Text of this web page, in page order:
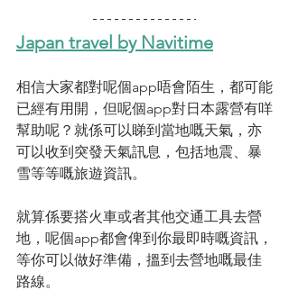
Japan travel by Navitime
相信大家都對呢個app唔會陌生，都可能
已經有用開，但呢個app對日本露營有咩
幫助呢？就係可以睇到當地嘅天氣，亦
可以收到突發天氣訊息，包括地震、暴
雪等等嘅旅遊資訊。
就算係要搭火車或者其他交通工具去營
地，呢個app都會俾到你最即時嘅資訊，
等你可以做好準備，搵到去營地嘅最佳
路線。